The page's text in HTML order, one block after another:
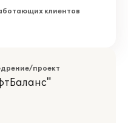
клиентов
проект